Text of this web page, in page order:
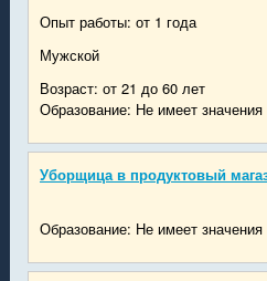
Опыт работы: от 1 года
Мужской
Возраст: от 21 до 60 лет
Образование: Не имеет значения
Уборщица в продуктовый
Образование: Не имеет значения